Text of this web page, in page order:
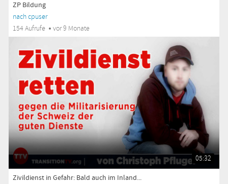
ZP Bildung
nach cpuser
154 Aufrufe
vor 9 Monate
05:32
Zivildienst in Gefahr: Bald auch im Inland...